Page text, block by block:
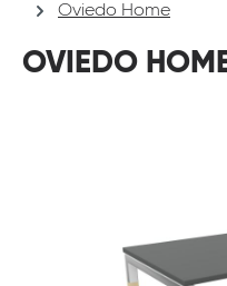
Oviedo Home
OVIEDO